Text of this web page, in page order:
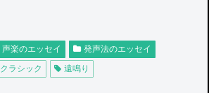
声楽のエッセイ
発声法のエッセイ
クラシック 遠鳴り